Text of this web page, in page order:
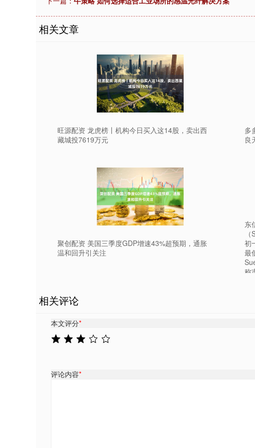
相关文章
旺源配资 龙虎榜丨机构今日买入这14股，卖出西
藏城投7619万元
多
良
聚创配资 美国三季度GDP增速43%超预期，通胀
温和回升引关注
东
初
最
称
相关评论
本文评分*
评论内容*